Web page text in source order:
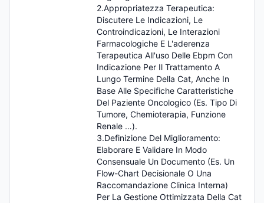
2.Appropriatezza Terapeutica:
Discutere Le Indicazioni, Le
Controindicazioni, Le Interazioni
Farmacologiche E L'aderenza
Terapeutica All'uso Delle Ebpm Con
Indicazione Per Il Trattamento A
Lungo Termine Della Cat, Anche In
Base Alle Specifiche Caratteristiche
Del Paziente Oncologico (Es. Tipo Di
Tumore, Chemioterapia, Funzione
Renale …).
3.Definizione Del Miglioramento:
Elaborare E Validare In Modo
Consensuale Un Documento (Es. Un
Flow-Chart Decisionale O Una
Raccomandazione Clinica Interna)
Per La Gestione Ottimizzata Della Cat